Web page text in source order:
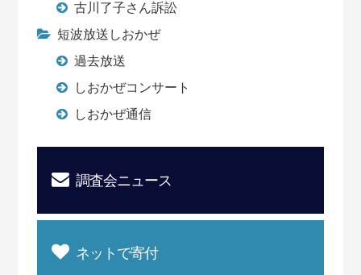
古川了子さん訴訟
短波放送しおかぜ
過去放送
しおかぜコンサート
しおかぜ通信
調査会ニュース
ネットで寄付